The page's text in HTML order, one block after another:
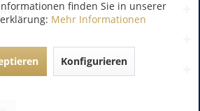
finden Sie in unserer
Mehr Informationen
Konfigurieren